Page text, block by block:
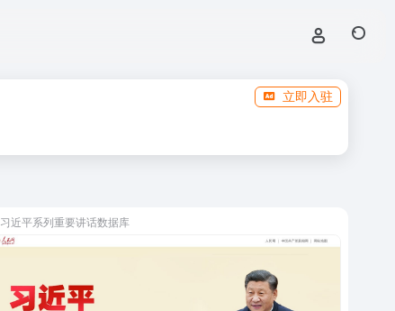
立即入驻
习近平系列重要讲话数据库